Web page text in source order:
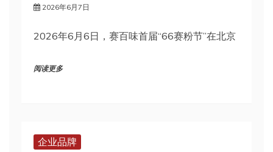
2026年6月7日
2026年6月6日，赛百味首届“66赛粉节”在北京
阅读更多
企业品牌